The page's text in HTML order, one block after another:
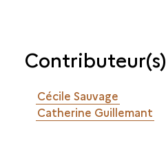
Contributeur(s)
Cécile Sauvage
Catherine Guillemant